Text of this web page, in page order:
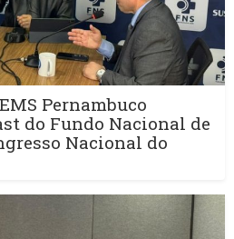
Pernambuco
do Fundo Nacional de
Nacional do